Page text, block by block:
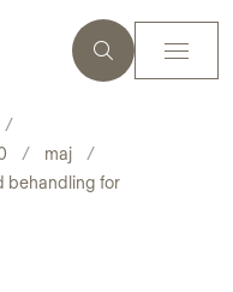
maj
behandling for